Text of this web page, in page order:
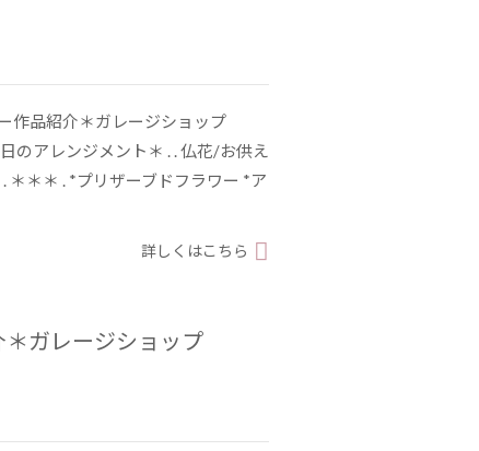
作品紹介＊ガレージショップ
のアレンジメント＊ . . 仏花/お供え
＊＊＊ . *プリザーブドフラワー *ア
詳しくはこちら
ガレージショップ